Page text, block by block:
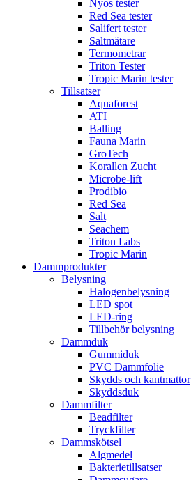
Nyos tester
Red Sea tester
Salifert tester
Saltmätare
Termometrar
Triton Tester
Tropic Marin tester
Tillsatser
Aquaforest
ATI
Balling
Fauna Marin
GroTech
Korallen Zucht
Microbe-lift
Prodibio
Red Sea
Salt
Seachem
Triton Labs
Tropic Marin
Dammprodukter
Belysning
Halogenbelysning
LED spot
LED-ring
Tillbehör belysning
Dammduk
Gummiduk
PVC Dammfolie
Skydds och kantmattor
Skyddsduk
Dammfilter
Beadfilter
Tryckfilter
Dammskötsel
Algmedel
Bakterietillsatser